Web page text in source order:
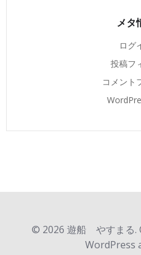
メタ
ログ
投稿フ
コメント
© 2026 遊船 やすまる.
WordPress